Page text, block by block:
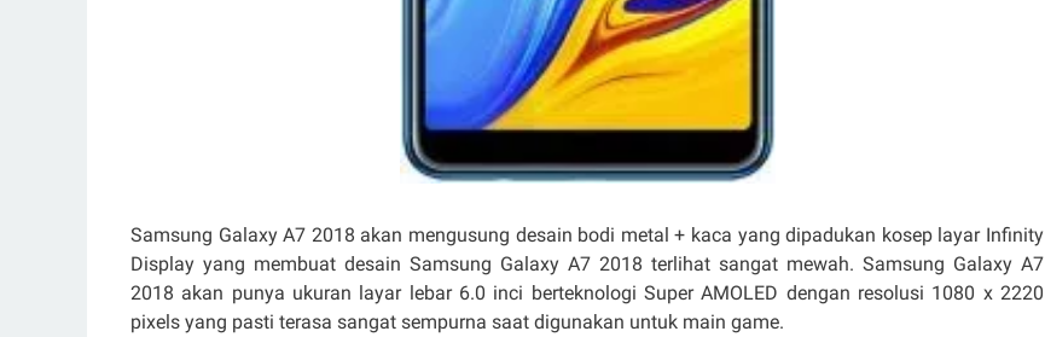
Samsung Galaxy A7 2018 akan mengusung desain bodi metal + kaca yang dipadukan kosep layar Infinity
Display yang membuat desain Samsung Galaxy A7 2018 terlihat sangat mewah. Samsung Galaxy A7
2018 akan punya ukuran layar lebar 6.0 inci berteknologi Super AMOLED dengan resolusi 1080 x 2220
pixels yang pasti terasa sangat sempurna saat digunakan untuk main game.